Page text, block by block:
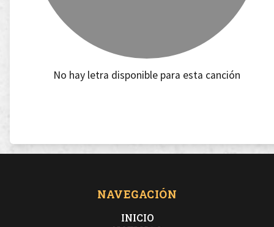
No hay letra disponible para esta canción
NAVEGACIÓN
INICIO